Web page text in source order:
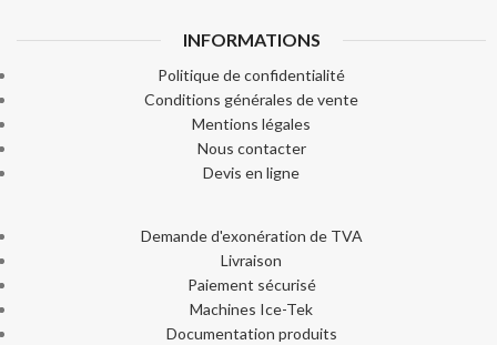
INFORMATIONS
Politique de confidentialité
Conditions générales de vente
Mentions légales
Nous contacter
Devis en ligne
Demande d'exonération de TVA
Livraison
Paiement sécurisé
Machines Ice-Tek
Documentation produits